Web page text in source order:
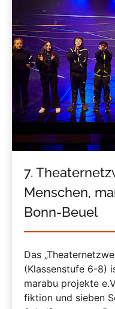
7.
Menschen,
Bonn-Beuel
Das
(Klassenstufe 6-8)
marabu projekte
fiktion und sieben